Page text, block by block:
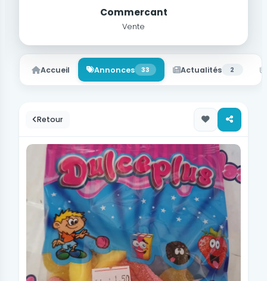
Commercant
Vente
Accueil Annonces 33 Actualités 2
Retour